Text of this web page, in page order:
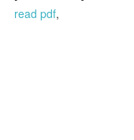
read pdf,